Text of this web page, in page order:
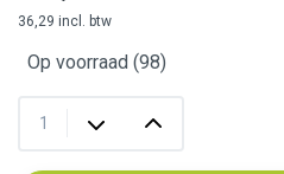
36,29 incl. btw
Op voorraad (98)